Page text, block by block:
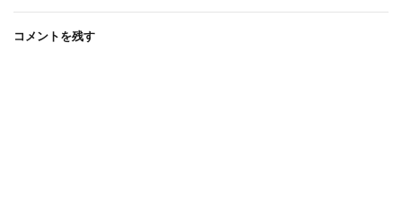
コメントを残す